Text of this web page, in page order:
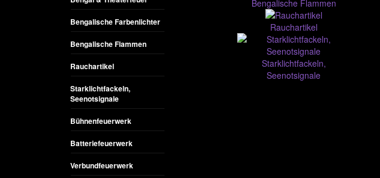
Bengalische Farbenlichter
Bengalische Flammen
Rauchartikel
Starklichtfackeln,
Seenotsignale
Bühnenfeuerwerk
Batteriefeuerwerk
Verbundfeuerwerk
Bengalische Flammen
Rauchartikel
Starklichtfackeln,
Seenotsignale